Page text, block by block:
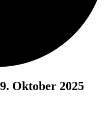
Oktober 2025